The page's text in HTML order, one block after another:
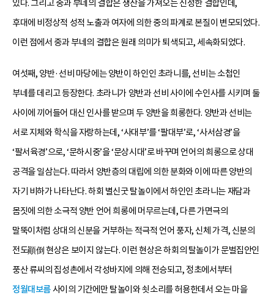
있다. 그리고 중과 부네의 결합은 생산을 가져오는 신성한 결합인데,
후대에 비정상적 성적 노출과 여자에 의한 중의 파계로 본질이 변모되었다.
이런 점에서 중과 부네의 결합은 원래 의미가 퇴색되고, 세속화되었다.
여섯째, 양반·선비 마당에는 양반이 하인인 초라니를, 선비는 소첩인
부네를 데리고 등장한다. 초라니가 양반과 선비 사이에 수인사를 시키며 둘
사이에 끼어들어 대신 인사를 받으며 두 양반을 희롱한다. 양반과 선비는
서로 지체와 학식을 자랑하는데, ‘사대부’를 ‘팔대부’로, ‘사서삼경’을
‘팔서육경’으로, ‘문하시중’을 ‘문상시대’로 바꾸며 언어의 희롱으로 상대
공격을 일삼는다. 따라서 양반층의 대립에 의한 분화와 이에 따른 양반의
자기 비하가 나타난다. 하회 별신굿 탈놀이에서 하인인 초라니는 재담과
몸짓에 의한 소극적 양반 언어 희롱에 머무르는데, 다른 가면극의
말뚝이처럼 상대의 신분을 거부하는 적극적 언어 풍자, 신체 가격, 신분의
전도顚倒 현상은 보이지 않는다. 이런 현상은 하회의 탈놀이가 문벌집안인
풍산 류씨의 집성촌에서 각성바지에 의해 전승되고, 정초에서부터
정월대보름사이의 기간에만 탈놀이와 쇳소리를 허용한데서 오는 마을